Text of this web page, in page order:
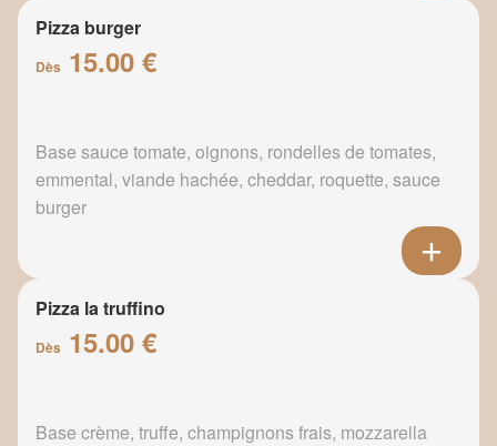
Pizza burger
Dès 15.00 €
Base sauce tomate, oignons, rondelles de tomates,
emmental, viande hachée, cheddar, roquette, sauce
burger
Pizza la truffino
Dès 15.00 €
Base crème, truffe, champignons frais, mozzarella